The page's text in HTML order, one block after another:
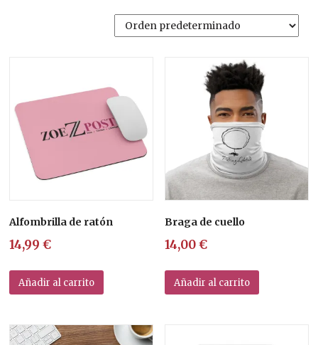
Alfombrilla de ratón
14,99€
Añadir al carrito
Braga de cuello
14,00€
Añadir al carrito